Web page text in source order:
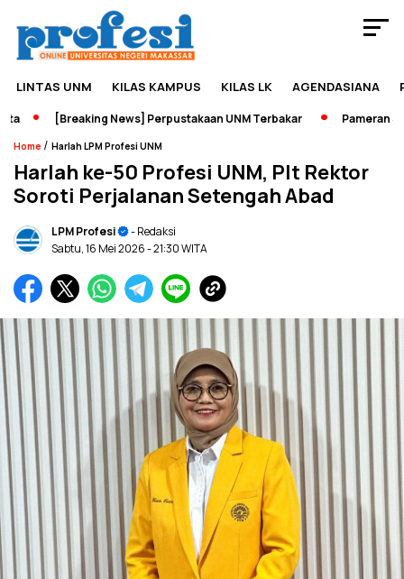
LINTAS UNM KILAS KAMPUS KILAS LK AGENDASIANA
[Breaking News] Perpustakaan UNM Terbakar Pameran
Home / Harlah LPM Profesi UNM
Harlah ke-50 Profesi UNM, Plt Rektor
Soroti Perjalanan Setengah Abad
LPM Profesi
- Redaksi
Sabtu, 16 Mei 2026- 21:30 WITA